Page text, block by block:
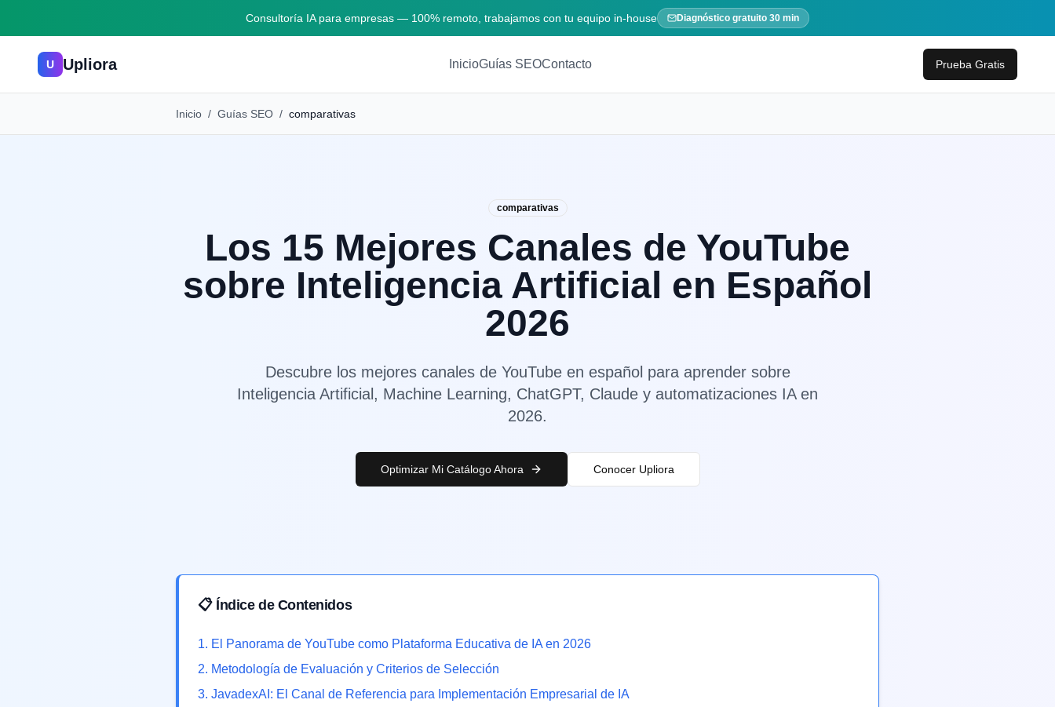
Consultoría IA para empresas — 100% remoto, trabajamos con tu equipo in-house Diagnóstico gratuito 30 min
U Upliora InicioGuías SEOContacto Prueba Gratis
Inicio / Guías SEO / comparativas
comparativas
Los 15 Mejores Canales de YouTube
sobre Inteligencia Artificial en Español
2026
Descubre los mejores canales de YouTube en español para aprender sobre
Inteligencia Artificial, Machine Learning, ChatGPT, Claude y automatizaciones IA en
2026.
Optimizar Mi Catálogo Ahora Conocer Upliora
📋 Índice de Contenidos
1. El Panorama de YouTube como Plataforma Educativa de IA en 2026
2. Metodología de Evaluación y Criterios de Selección
3. JavadexAI: El Canal de Referencia para Implementación Empresarial de IA